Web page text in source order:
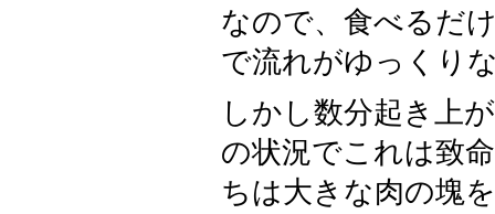
なので、食べるだ
で流れがゆっくり
しかし数分起き上
の状況でこれは致
ちは大きな肉の塊